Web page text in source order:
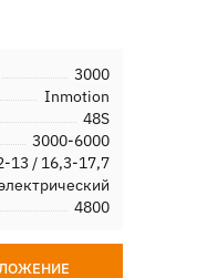
3000
Inmotion
48S
3000-6000
13 / 16,3-17,7
4800